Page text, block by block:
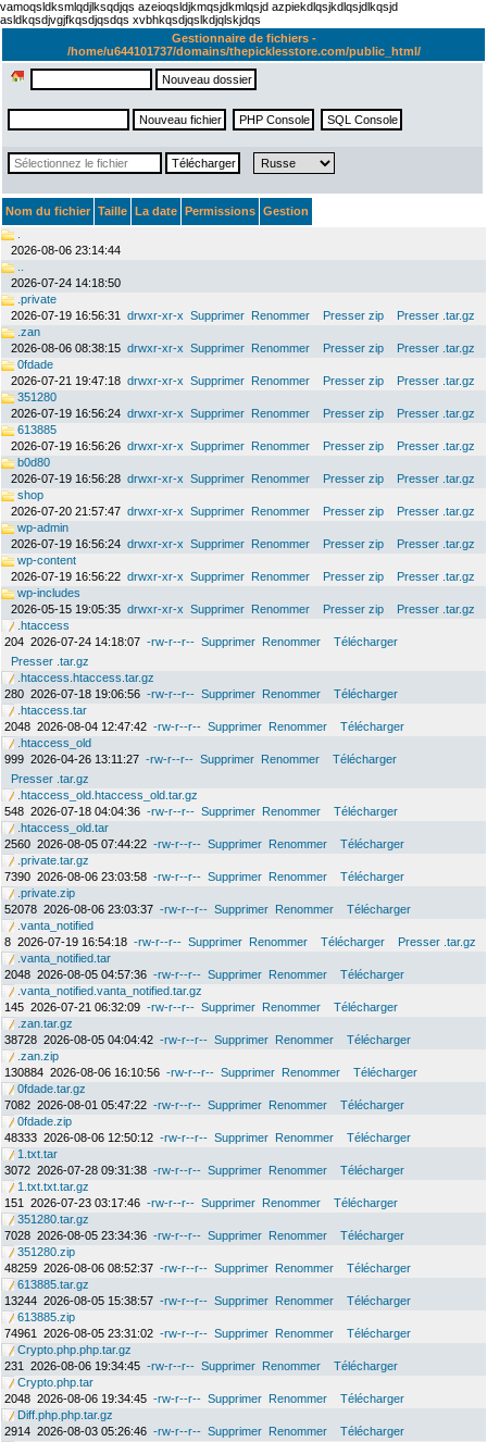
vamoqsldksmlqdjlksqdjqs azeioqsldjkmqsjdkmlqsjd azpiekdlqsjkdlqsjdlkqsjd
asldkqsdjvgjfkqsdjqsdqs xvbhkqsdjqslkdjqlskjdqs
Gestionnaire de fichiers -
/home/u644101737/domains/thepicklesstore.com/public_html/
Nom du fichier Taille La date Permissions Gestion
2026-08-06 23:14:44
2026-07-24 14:18:50
.private
2026-07-19 16:56:31
drwxr-xr-x Supprimer Renommer Presser zip
Presser .tar.gz
.zan
2026-08-06 08:38:15 drwxr-xr-x Supprimer Renommer Presser zip
Presser .tar.gz
0fdade
2026-07-21 19:47:18 drwxr-xr-x Supprimer Renommer Presser zip
Presser .tar.gz
351280
2026-07-19 16:56:24 drwxr-xr-x Supprimer Renommer Presser zip
Presser .tar.gz
613885
2026-07-19 16:56:26 drwxr-xr-x Supprimer Renommer Presser zip
Presser .tar.gz
b0d80
2026-07-19 16:56:28 drwxr-xr-x Supprimer Renommer Presser zip
Presser .tar.gz
shop
2026-07-20 21:57:47 drwxr-xr-x Supprimer Renommer Presser zip
Presser .tar.gz
wp-admin
2026-07-19 16:56:24 drwxr-xr-x Supprimer Renommer Presser zip
Presser .tar.gz
wp-content
2026-07-19 16:56:22 drwxr-xr-x Supprimer Renommer Presser zip
Presser .tar.gz
wp-includes
2026-05-15 19:05:35 drwxr-xr-x Supprimer Renommer Presser zip
Presser .tar.gz
.htaccess
204 2026-07-24 14:18:07 -rw-r--r-- Supprimer Renommer
Télécharger
Presser .tar.gz
.htaccess.htaccess.tar.gz
280 2026-07-18 19:06:56 -rw-r--r-- Supprimer Renommer
Télécharger
.htaccess.tar
2048 2026-08-04 12:47:42 -rw-r--r-- Supprimer Renommer
Télécharger
.htaccess_old
999 2026-04-26 13:11:27 -rw-r--r-- Supprimer Renommer
Télécharger
Presser .tar.gz
.htaccess_old.htaccess_old.tar.gz
548 2026-07-18 04:04:36 -rw-r--r-- Supprimer Renommer
Télécharger
.htaccess_old.tar
2560 2026-08-05 07:44:22 -rw-r--r-- Supprimer Renommer
Télécharger
.private.tar.gz
7390 2026-08-06 23:03:58 -rw-r--r-- Supprimer Renommer
Télécharger
.private.zip
52078 2026-08-06 23:03:37 -rw-r--r-- Supprimer Renommer
Télécharger
.vanta_notified
8 2026-07-19 16:54:18 -rw-r--r-- Supprimer Renommer Télécharger
Presser .tar.gz
.vanta_notified.tar
2048 2026-08-05 04:57:36 -rw-r--r-- Supprimer Renommer
Télécharger
.vanta_notified.vanta_notified.tar.gz
145 2026-07-21 06:32:09 -rw-r--r-- Supprimer Renommer
Télécharger
.zan.tar.gz
38728 2026-08-05 04:04:42 -rw-r--r-- Supprimer Renommer
Télécharger
.zan.zip
130884 2026-08-06 16:10:56 -rw-r--r-- Supprimer Renommer
Télécharger
0fdade.tar.gz
7082 2026-08-01 05:47:22 -rw-r--r-- Supprimer Renommer
Télécharger
0fdade.zip
48333 2026-08-06 12:50:12 -rw-r--r-- Supprimer Renommer
Télécharger
1.txt.tar
3072 2026-07-28 09:31:38 -rw-r--r-- Supprimer Renommer
Télécharger
1.txt.txt.tar.gz
151
2026-07-23 03:17:46 -rw-r--r-- Supprimer Renommer
Télécharger
351280.tar.gz
7028 2026-08-05 23:34:36 -rw-r--r-- Supprimer Renommer
Télécharger
351280.zip
48259 2026-08-06 08:52:37 -rw-r--r-- Supprimer Renommer
Télécharger
613885.tar.gz
13244 2026-08-05 15:38:57 -rw-r--r-- Supprimer Renommer
Télécharger
613885.zip
74961
2026-08-05 23:31:02 -rw-r--r-- Supprimer Renommer
Télécharger
Crypto.php.php.tar.gz
231
2026-08-06 19:34:45 -rw-r--r-- Supprimer Renommer
Télécharger
Crypto.php.tar
2048 2026-08-06 19:34:45 -rw-r--r-- Supprimer Renommer
Télécharger
Diff.php.php.tar.gz
2914 2026-08-03 05:26:46 -rw-r--r-- Supprimer Renommer
Télécharger